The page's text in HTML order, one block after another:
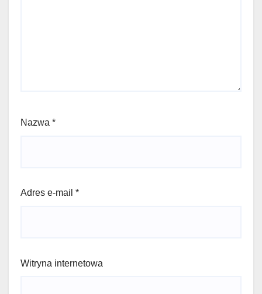
Nazwa *
Adres e-mail *
Witryna internetowa